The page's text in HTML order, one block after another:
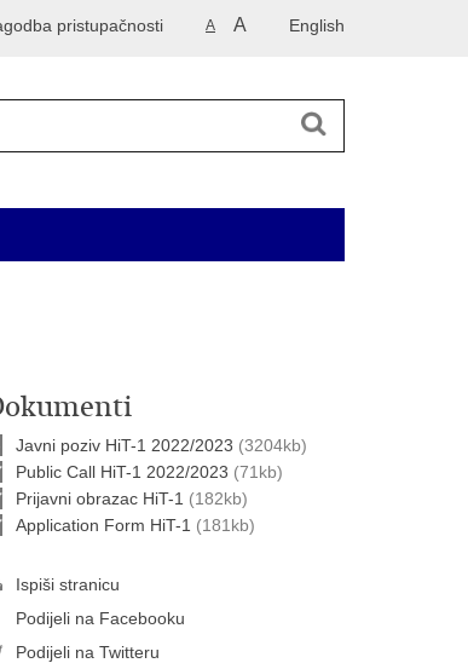
English
A A
pristupačnosti
Javni poziv HiT-1 2022/2023 (3204kb)
Public Call HiT-1 2022/2023 (71kb)
Prijavni obrazac HiT-1 (182kb)
Application Form HiT-1 (181kb)
Ispiši stranicu
Podijeli na Facebooku
Podijeli na Twitteru